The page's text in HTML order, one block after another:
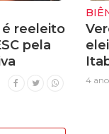
reeleito
pela
4